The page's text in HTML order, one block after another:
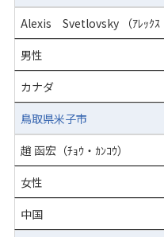
Alexis Svetlovsky （ｱﾚｯｸｽ・
男性
カナダ
鳥取県米子市
趙 函宏（ﾁｮｳ・ｶﾝｺｳ）
女性
中国